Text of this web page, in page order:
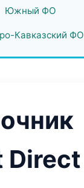
Южный ФО
Кавказский ФО
Direct